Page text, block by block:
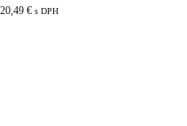
20,49 € s DPH